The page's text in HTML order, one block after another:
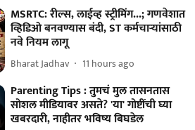
MSRTC: रील्स, लाईव्ह स्ट्रीमिंग...; गणवेशात
व्हिडिओ बनवण्यास बंदी, ST कर्मचाऱ्यांसाठी
नवे नियम लागू
Bharat Jadhav 11 hours ago
Parenting Tips : तुमचं मुल तासनतास
सोशल मीडियावर असते? 'या' गोष्टींची घ्या
खबरदारी, नाहीतर भविष्य बिघडेल